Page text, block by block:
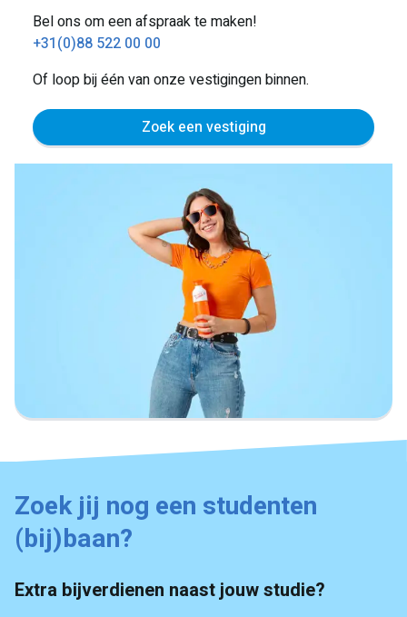
Bel ons om een afspraak te maken!
+31(0)88 522 00 00
Of loop bij één van onze vestigingen binnen.
Zoek een vestiging
Zoek jij nog een studenten
(bij)baan?
Extra bijverdienen naast jouw studie?